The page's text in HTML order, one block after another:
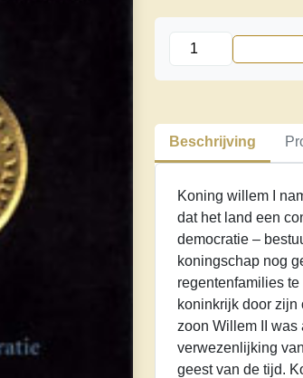
Geschiedenis
van
Nederland
Dynastieke
democratie
Beschrijving
Koning willem I
dat het land een
democratie –
koningschap nog
regentenfamilies
koninkrijk door zijn
zoon Willem II was
verwezenlijking
geest van de tijd.